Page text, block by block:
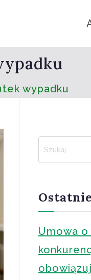
wypadku
a
Umowa o